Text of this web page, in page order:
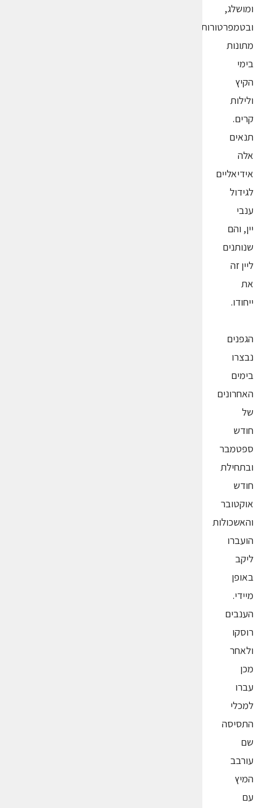
ומושלג,
ובטמפרטורות
מתונות
בימי
הקיץ
ולילות
קרים.
תנאים
אלה
אידיאליים
לגידול
ענבי
יין, והם
שנותנים
ליין זה
את
ייחודו.
הגפנים
נבצרו
בימים
האחרונים
של
חודש
ספטמבר
ובתחילת
חודש
אוקטובר
והאשכולות
הועברו
ליקב
באופן
מיידי.
הענבים
רוסקו
ולאחר
מכן
עברו
למכלי
התסיסה
שם
עורבב
המיץ
עם